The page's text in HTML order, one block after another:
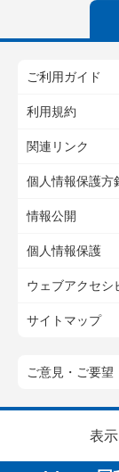
ご利用ガイド
利用規約
関連リンク
個人情報保護方
情報公開
個人情報保護
ウェブアクセシ
サイトマップ
ご意見・ご要望
表示